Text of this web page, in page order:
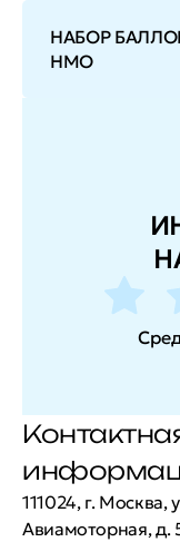
НАБОР
НМО
111024, г. Москва,
Авиамоторная, д.